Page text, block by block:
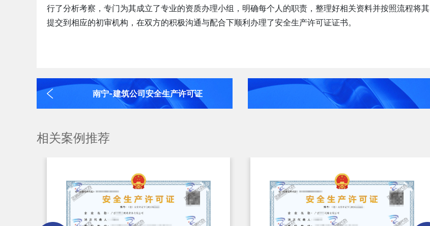
行了分析考察，专门为其成立了专业的资质办理小组，明确每个人的职责，整理好相关资料并按照流程将其
提交到相应的初审机构，在双方的积极沟通与配合下顺利办理了安全生产许可证证书。
南宁-建筑公司安全生产许可证
相关案例推荐